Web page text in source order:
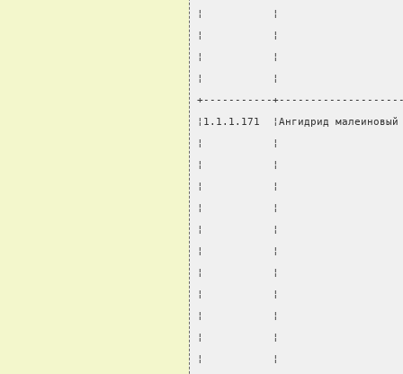
¦           ¦
¦           ¦
¦           ¦
¦           ¦
+-----------
¦1.1.1.171  ¦Ангидрид
¦           ¦
¦           ¦
¦           ¦
¦           ¦
¦           ¦
¦           ¦
¦           ¦
¦           ¦
¦           ¦
¦           ¦
¦           ¦